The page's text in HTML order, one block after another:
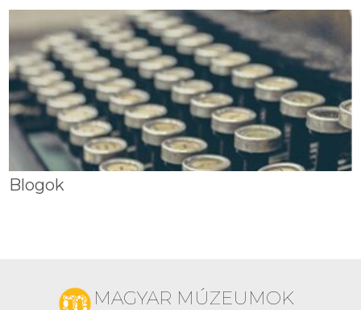
Blogok
MAGYAR MÚZEUMOK